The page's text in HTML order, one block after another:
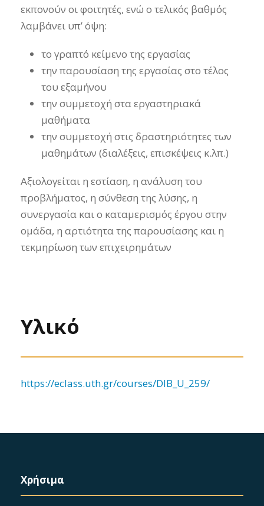
εκπονούν οι φοιτητές, ενώ ο τελικός βαθμός
λαμβάνει υπ’ όψη:
το γραπτό κείμενο της εργασίας
την παρουσίαση της εργασίας στο τέλος
του εξαμήνου
την συμμετοχή στα εργαστηριακά
μαθήματα
την συμμετοχή στις δραστηριότητες των
μαθημάτων (διαλέξεις, επισκέψεις κ.λπ.)
Αξιολογείται η εστίαση, η ανάλυση του
προβλήματος, η σύνθεση της λύσης, η
συνεργασία και ο καταμερισμός έργου στην
ομάδα, η αρτιότητα της παρουσίασης και η
τεκμηρίωση των επιχειρημάτων
Υλικό
https://eclass.uth.gr/courses/DIB_U_259/
Χρήσιμα